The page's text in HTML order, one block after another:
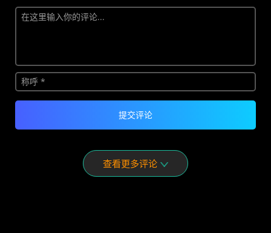
查看更多评论